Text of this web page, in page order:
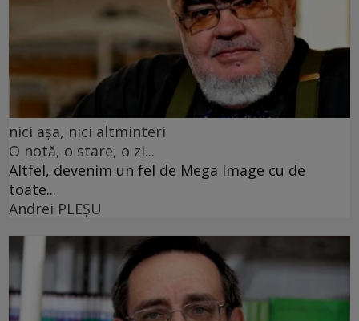
nici așa, nici altminteri
O notă, o stare, o zi...
Altfel, devenim un fel de Mega Image cu de
toate...
Andrei PLEŞU